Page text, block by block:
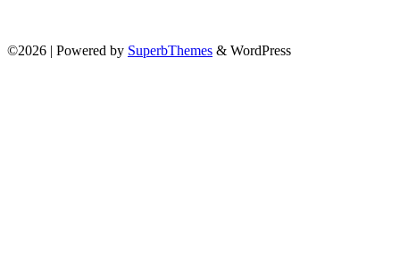
©2026 | Powered by SuperbThemes & WordPress